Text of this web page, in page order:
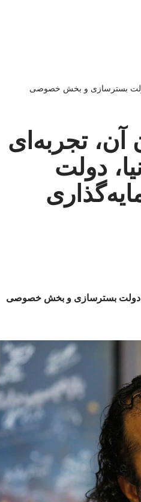
بسترسازی و بخش خصوصی
تجربه‌ای
دولت
دولت بسترسازی و بخش خصوصی